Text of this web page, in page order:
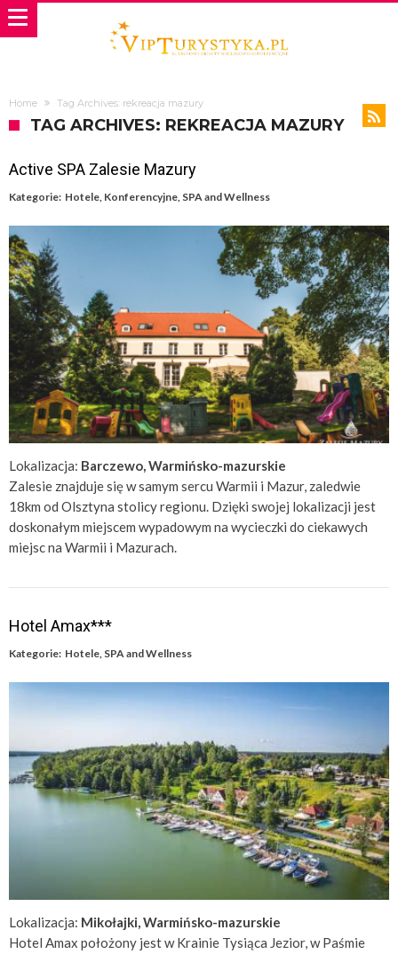
Home Tag Archives: rekreacja mazury
TAG ARCHIVES: REKREACJA MAZURY
Active SPA Zalesie Mazury
Kategorie: Hotele, Konferencyjne, SPA and Wellness
Lokalizacja: Barczewo, Warmińsko-mazurskie
Zalesie znajduje się w samym sercu Warmii i Mazur, zaledwie
18km od Olsztyna stolicy regionu. Dzięki swojej lokalizacji jest
doskonałym miejscem wypadowym na wycieczki do ciekawych
miejsc na Warmii i Mazurach.
Hotel Amax***
Kategorie: Hotele, SPA and Wellness
Lokalizacja: Mikołajki, Warmińsko-mazurskie
Hotel Amax położony jest w Krainie Tysiąca Jezior, w Paśmie